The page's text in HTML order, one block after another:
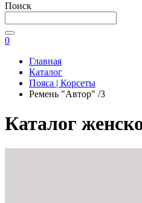
Поиск
0
Главная
Каталог
Пояса | Корсеты
Ремень "Автор" /3
Каталог